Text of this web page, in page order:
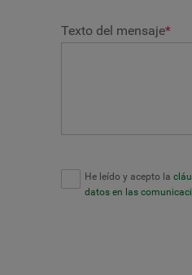
Texto del mensaje*
He leído y acepto la
datos en las